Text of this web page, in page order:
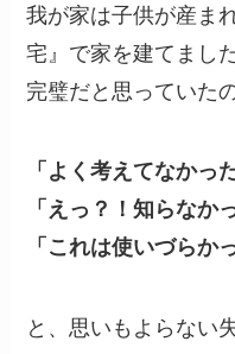
我が家は子供が産ま
宅』で家を建てました
完璧だと思っていた
「よく考えてなかっ
「えっ？！知らなか
「これは使いづらか
と、思いもよらない